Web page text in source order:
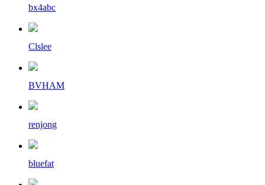
bx4abc
Clslee
BVHAM
renjong
bluefat